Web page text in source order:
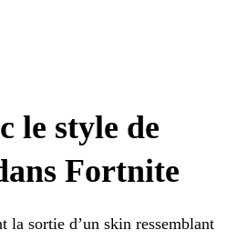
le style de
Fortnite
la sortie d’un skin ressemblant